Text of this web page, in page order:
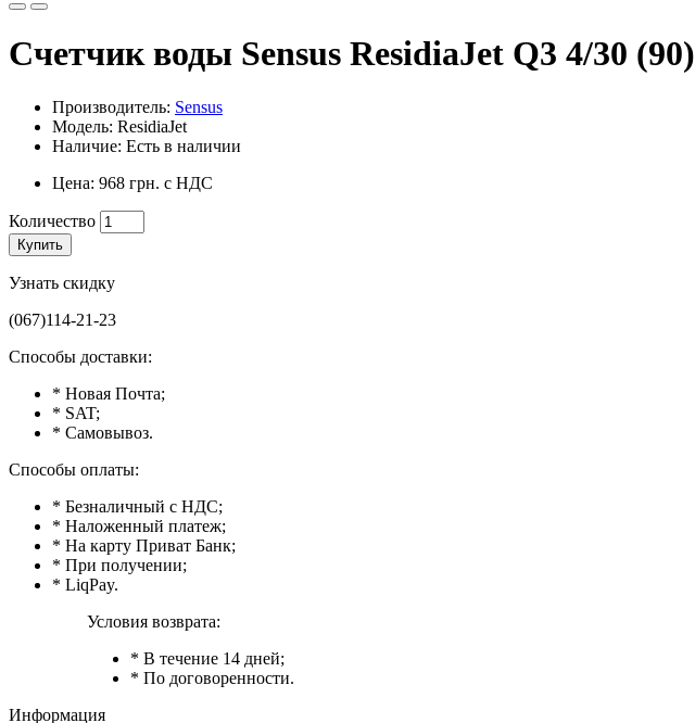
Счетчик воды Sensus ResidiaJet Q3 4/30 (90)
Производитель: Sensus
Модель: ResidiaJet
Наличие: Есть в наличии
Цена: 968 грн. с НДС
Количество
Купить
Узнать скидку
(067)114-21-23
Способы доставки:
* Новая Почта;
* SAT;
* Самовывоз.
Способы оплаты:
* Безналичный с НДС;
* Наложенный платеж;
* На карту Приват Банк;
* При получении;
* LiqPay.
Условия возврата:
* В течение 14 дней;
* По договоренности.
Информация